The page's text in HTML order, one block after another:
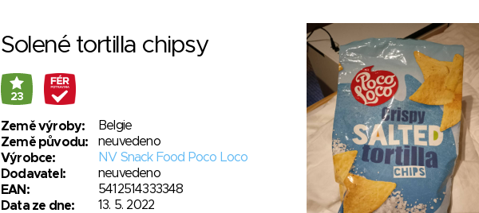
Solené tortilla chipsy
23
Země výroby:
Belgie
Země původu:
neuvedeno
Výrobce:
NV Snack Food Poco Loco
Dodavatel:
neuvedeno
EAN:
5412514333348
Data ze dne:
13. 5. 2022